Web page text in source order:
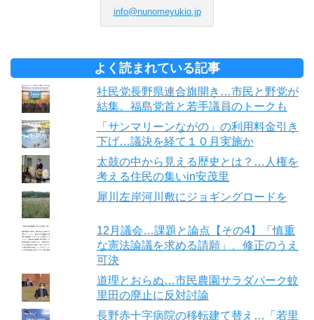
info@nunomeyukio.jp
よく読まれている記事
社民党長野県連合旗開き…市民と野党が
結集。福島党首と若手議員のトークも
「サンマリーンながの」の利用料金引き
下げ…議決を経て１０月実施か
太鼓の中から見える歴史とは？…人権を
考える住民の集いin安茂里
犀川左岸河川敷にジョギングロードを
12月議会…課題と論点【その4】「慎重
な憲法論議を求める請願」、修正のうえ
可決
道理とおらぬ…市民農園サラダパーク蚊
里田の廃止に反対討論
長野赤十字病院の移転建て替え…「若里